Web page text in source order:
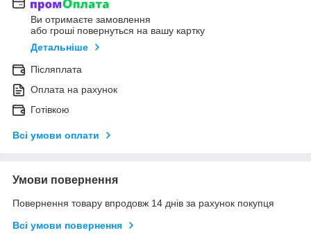
Ви отримаєте замовлення
або гроші повернуться на вашу картку
Детальніше
Післяплата
Оплата на рахунок
Готівкою
Всі умови оплати
Умови повернення
Повернення товару впродовж 14 днів за рахунок покупця
Всі умови повернення